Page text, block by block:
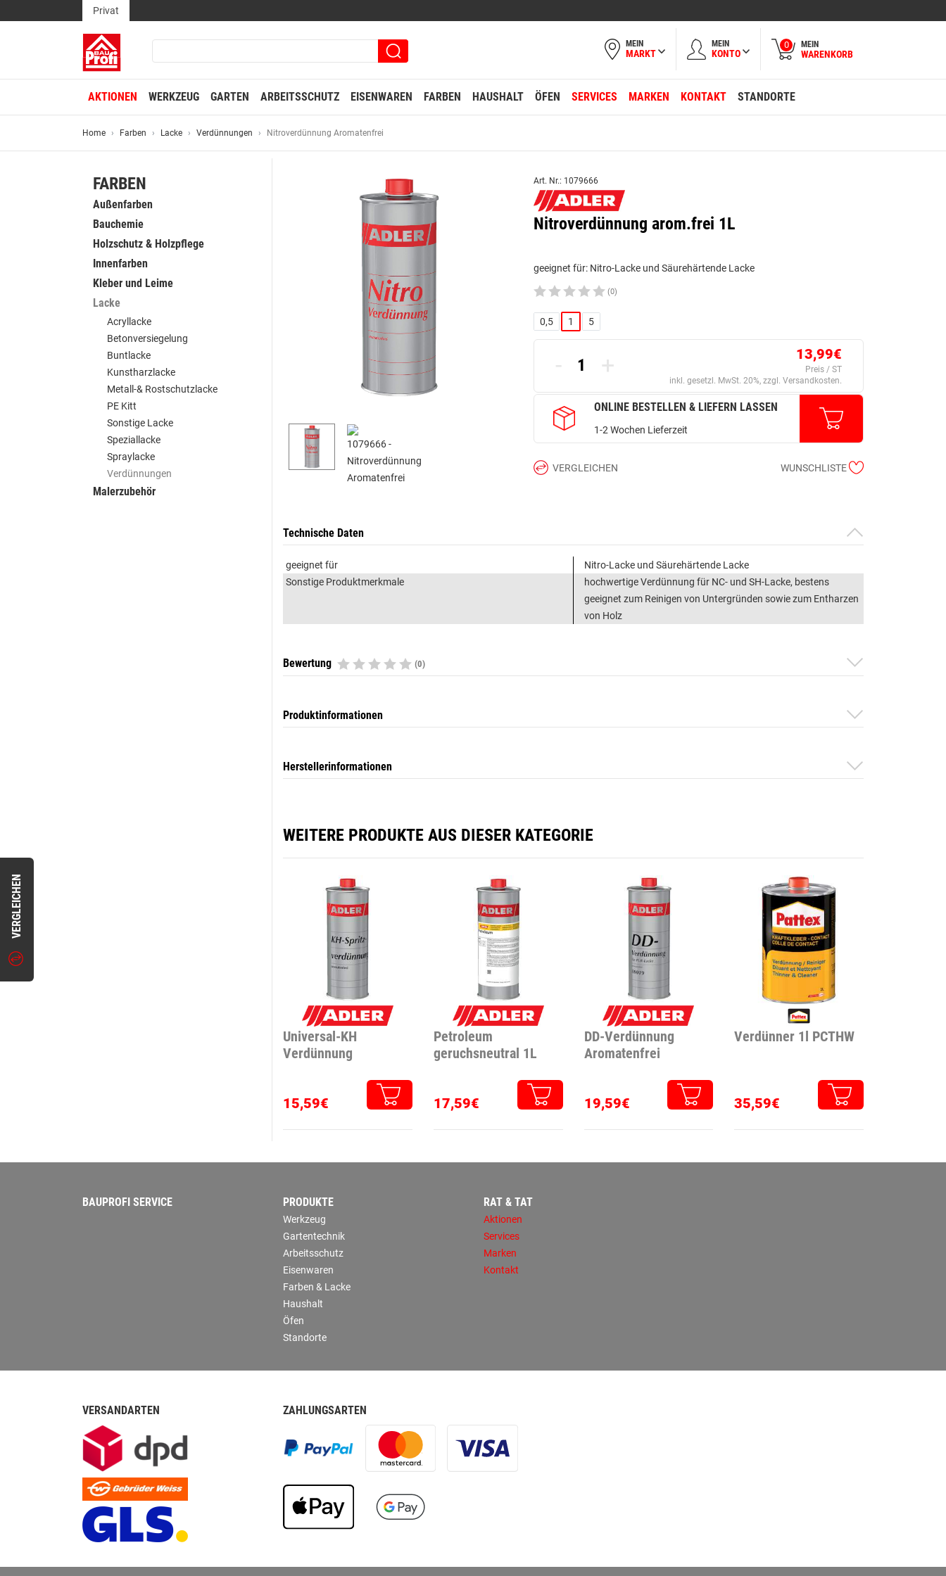
VERGLEICHEN
Privat
MEIN
MARKT
MEIN
KONTO
0 MEIN
WARENKORB
AKTIONEN WERKZEUG GARTEN ARBEITSSCHUTZ EISENWAREN FARBEN HAUSHALT ÖFEN SERVICES MARKEN KONTAKT STANDORTE
Home Farben Lacke Verdünnungen Nitroverdünnung Aromatenfrei
FARBEN
Außenfarben
Bauchemie
Holzschutz & Holzpflege
Innenfarben
Kleber und Leime
Lacke
Acryllacke
Betonversiegelung
Buntlacke
Kunstharzlacke
Metall-& Rostschutzlacke
PE Kitt
Sonstige Lacke
Speziallacke
Spraylacke
Verdünnungen
Malerzubehör
Art. Nr.: 1079666
Nitroverdünnung arom.frei 1L
geeignet für: Nitro-Lacke und Säurehärtende Lacke
(0)
0,5 1 5
- + 13,99€
Preis / ST
inkl. gesetzl. MwSt. 20%, zzgl. Versandkosten.
ONLINE BESTELLEN & LIEFERN LASSEN
1-2 Wochen Lieferzeit
VERGLEICHEN WUNSCHLISTE
Technische Daten
geeignet für
Nitro-Lacke und Säurehärtende Lacke
Sonstige Produktmerkmale
hochwertige Verdünnung für NC- und SH-Lacke, bestens
geeignet zum Reinigen von Untergründen sowie zum Entharzen
von Holz
Bewertung (0)
Produktinformationen
Herstellerinformationen
WEITERE PRODUKTE AUS DIESER KATEGORIE
Universal-KH
Verdünnung
15,59€
Petroleum
geruchsneutral 1L
17,59€
DD-Verdünnung
Aromatenfrei
19,59€
Verdünner 1l PCTHW
35,59€
BAUPROFI SERVICE PRODUKTE
Werkzeug
Gartentechnik
Arbeitsschutz
Eisenwaren
Farben & Lacke
Haushalt
Öfen
Standorte
RAT & TAT
Aktionen
Services
Marken
Kontakt
VERSANDARTEN ZAHLUNGSARTEN